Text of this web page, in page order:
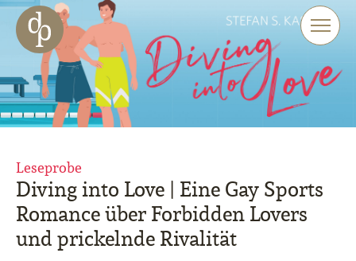
Zum Haupt-Inhalt springen
Zur Navigation springen
Zur Website-Suche springen
Leseprobe
Diving into Love | Eine Gay Sports
Romance über Forbidden Lovers
und prickelnde Rivalität